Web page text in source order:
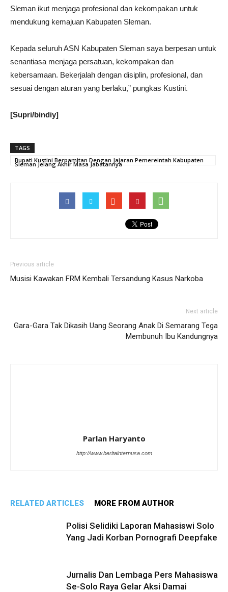
Sleman ikut menjaga profesional dan kekompakan untuk
mendukung kemajuan Kabupaten Sleman.
Kepada seluruh ASN Kabupaten Sleman saya berpesan untuk
senantiasa menjaga persatuan, kekompakan dan
kebersamaan. Bekerjalah dengan disiplin, profesional, dan
sesuai dengan aturan yang berlaku,” pungkas Kustini.
[Supri/bindiy]
TAGS
Bupati Kustini Berpamitan Dengan Jajaran Pemereintah Kabupaten
Sleman Jelang Akhir Masa Jabatannya
Previous article
Musisi Kawakan FRM Kembali Tersandung Kasus Narkoba
Next article
Gara-Gara Tak Dikasih Uang Seorang Anak Di Semarang Tega
Membunuh Ibu Kandungnya
Parlan Haryanto
http://www.beritainternusa.com
RELATED ARTICLES MORE FROM AUTHOR
Polisi Selidiki Laporan Mahasiswi Solo
Yang Jadi Korban Pornografi Deepfake
Jurnalis Dan Lembaga Pers Mahasiswa
Se-Solo Raya Gelar Aksi Damai